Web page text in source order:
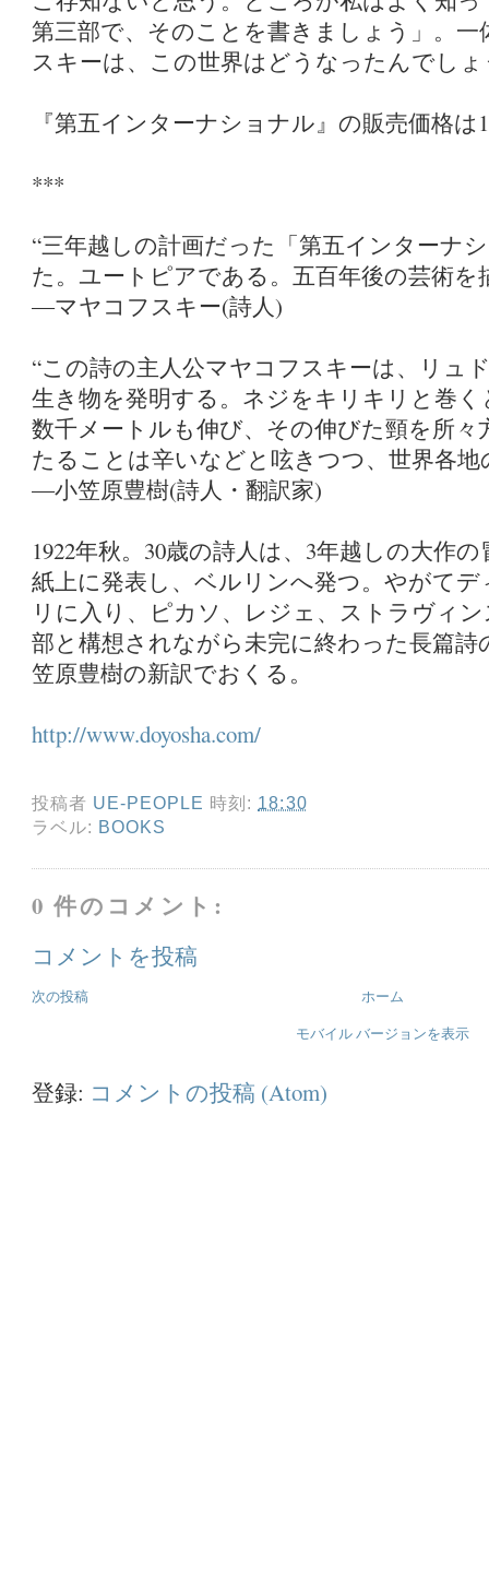
第三部で、そのことを書きましょう」。
スキーは、この世界はどうなったんでし
『第五インターナショナル』の販売価格は
***
“三年越しの計画だった「第五インターナ
た。ユートピアである。五百年後の芸術を
―マヤコフスキー(詩人)
“この詩の主人公マヤコフスキーは、リュ
生き物を発明する。ネジをキリキリと巻
数千メートルも伸び、その伸びた頸を所々
たることは辛いなどと呟きつつ、世界各地
―小笠原豊樹(詩人・翻訳家)
1922年秋。30歳の詩人は、3年越しの大作
紙上に発表し、ベルリンへ発つ。やがて
リに入り、ピカソ、レジェ、ストラヴィ
部と構想されながら未完に終わった長篇詩
笠原豊樹の新訳でおくる。
http://www.doyosha.com/
投稿者 UE-PEOPLE 時刻: 18:30
ラベル: BOOKS
0 件のコメント:
コメントを投稿
次の投稿
ホーム
モバイル バージョンを表示
登録: コメントの投稿 (Atom)